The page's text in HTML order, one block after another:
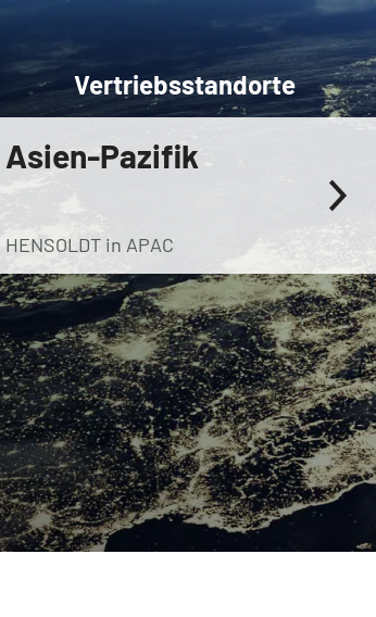
Vertriebsstandorte
Asien-Pazifik
HENSOLDT in APAC